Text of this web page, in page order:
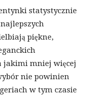
statystycznie
piękne,
jakimi mniej więcej
nie powinien
w tym czasie